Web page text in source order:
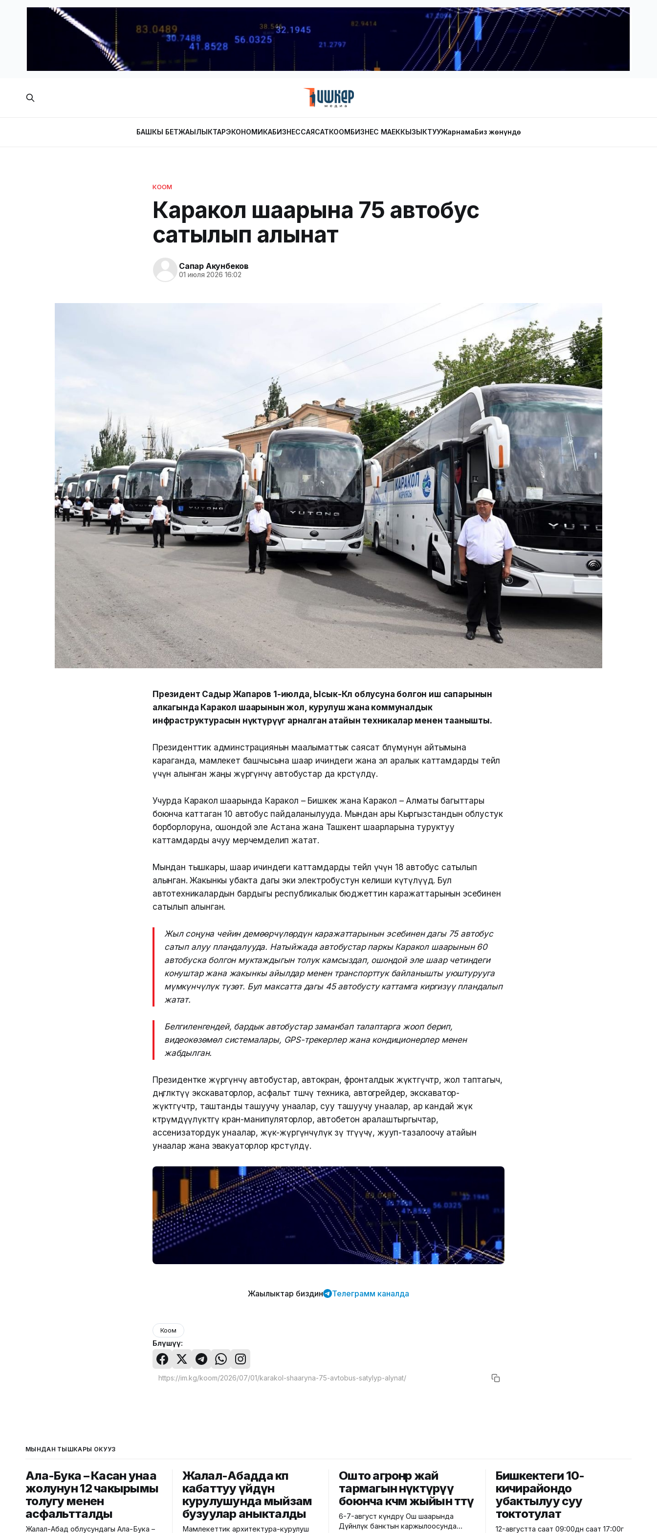
БАШКЫ БЕТЖАҢЫЛЫКТАРЭКОНОМИКАБИЗНЕССАЯСАТКООМБИЗНЕС МАЕККЫЗЫКТУУЖарнамаБиз жөнүндө
КООМ
Каракол шаарына 75 автобус
сатылып алынат
Сапар Акунбеков
01 июля 2026 16:02
Президент Садыр Жапаров 1-июлда, Ысык-Көл облусуна болгон иш сапарынын
алкагында Каракол шаарынын жол, курулуш жана коммуналдык
инфраструктурасын өнүктүрүүгө арналган атайын техникалар менен таанышты.
Президенттик админстрациянын маалыматтык саясат бөлүмүнүн айтымына
караганда, мамлекет башчысына шаар ичиндеги жана эл аралык каттамдарды тейлөө
үчүн алынган жаңы жүргүнчү автобустар да көрсөтүлдү.
Учурда Каракол шаарында Каракол – Бишкек жана Каракол – Алматы багыттары
боюнча каттаган 10 автобус пайдаланылууда. Мындан ары Кыргызстандын облустук
борборлоруна, ошондой эле Астана жана Ташкент шаарларына туруктуу
каттамдарды ачуу мерчемделип жатат.
Мындан тышкары, шаар ичиндеги каттамдарды тейлөө үчүн 18 автобус сатылып
алынган. Жакынкы убакта дагы эки электробустун келиши күтүлүүдө. Бул
автотехникалардын бардыгы республикалык бюджеттин каражаттарынын эсебинен
сатылып алынган.
Жыл соңуна чейин демөөрчүлөрдүн каражаттарынын эсебинен дагы 75 автобус
сатып алуу пландалууда. Натыйжада автобустар паркы Каракол шаарынын 60
автобуска болгон муктаждыгын толук камсыздап, ошондой эле шаар четиндеги
конуштар жана жакынкы айылдар менен транспорттук байланышты уюштурууга
мүмкүнчүлүк түзөт. Бул максатта дагы 45 автобусту каттамга киргизүү пландалып
жатат.
Белгиленгендей, бардык автобустар заманбап талаптарга жооп берип,
видеокөзөмөл системалары, GPS-трекерлер жана кондиционерлер менен
жабдылган.
Президентке жүргүнчү автобустар, автокран, фронталдык жүктөгүчтөр, жол таптагыч,
дөңгөлөктүү экскаваторлор, асфальт төшөөчү техника, автогрейдер, экскаватор-
жүктөгүчтөр, таштанды ташуучу унаалар, суу ташуучу унаалар, ар кандай жүк
көтөрүмдүүлүктөгү кран-манипуляторлор, автобетон аралаштыргычтар,
ассенизатордук унаалар, жүк-жүргүнчүлүк өзү төгүүчү, жууп-тазалоочу атайын
унаалар жана эвакуаторлор көрсөтүлдү.
Жаңылыктар биздин Телеграмм каналда
Коом
Бөлүшүү:
МЫНДАН ТЫШКАРЫ ОКУҢУЗ
Ала-Бука – Касан унаа
жолунун 12 чакырымы
толугу менен
асфальтталды
Жалал-Абад облусундагы Ала-Бука –
Жалал-Абадда көп
кабаттуу үйдүн
курулушунда мыйзам
бузуулар аныкталды
Мамлекеттик архитектура-курулуш
Ошто агроөнөр жай
тармагын өнүктүрүү
боюнча көчмө жыйын өттү
6-7-август күндөрү Ош шаарында
Дүйнөлүк банктын каржылоосунда
Бишкектеги 10-
кичирайондо
убактылуу суу
токтотулат
12-августта саат 09:00дөн саат 17:00гө